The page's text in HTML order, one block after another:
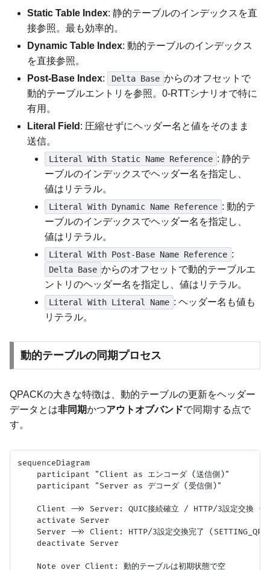
Static Table Index: 静的テーブルのインデックスを直
接参照。最も効率的。
Dynamic Table Index: 動的テーブルのインデックス
を直接参照。
Post-Base Index: Delta Base からのオフセットで
動的テーブルエントリを参照。0-RTTシナリオで特に
有用。
Literal Field : 圧縮せずにヘッダー名と値をそのまま
送信。
Literal With Static Name Reference : 静的テ
ーブルのインデックスでヘッダー名を指定し、
値はリテラル。
Literal With Dynamic Name Reference : 動的テ
ーブルのインデックスでヘッダー名を指定し、
値はリテラル。
Literal With Post-Base Name Reference :
Delta Base からのオフセットで動的テーブルエ
ントリのヘッダー名を指定し、値はリテラル。
Literal With Literal Name : ヘッダー名も値も
リテラル。
動的テーブルの同期プロセス
QPACKの大きな特徴は、動的テーブルの更新をヘッダー
データとは非同期かつアウトオブバンドで同期する点で
す。
sequenceDiagram
    participant "Client as エンコーダ (送信側)"
    participant "Server as デコーダ (受信側)"
Client ->> Server: QUIC接続確立 / HTTP/3設定交換
    activate Server
Server ->> Client: HTTP/3設定交換完了
    deactivate Server
    Note over Client: 動的テーブルは初期状態で空